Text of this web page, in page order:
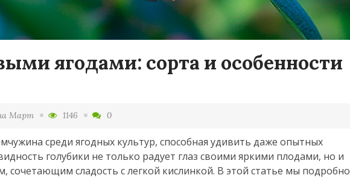
ягодами: сорта и особенности
Март 1146 0
среди ягодных культур, способная удивить даже опытных
голубики не только радует глаз своими яркими плодами, но и
сладость с легкой кислинкой. В этой статье мы подробно